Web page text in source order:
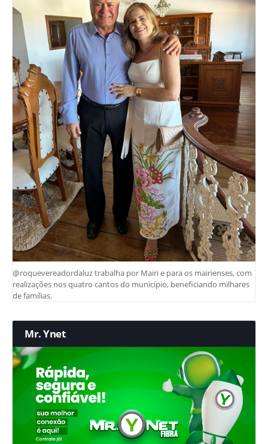
@roquevereadordaluz trabalha por Mairi e para os mairienses, com
realizações nos quatro cantos do município, beneficiando milhares
de famílias.
Mr. Ynet